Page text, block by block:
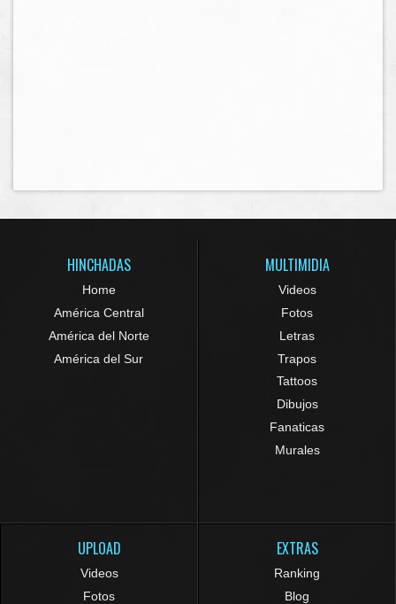
HINCHADAS
Home
América Central
América del Norte
América del Sur
MULTIMIDIA
Videos
Fotos
Letras
Trapos
Tattoos
Dibujos
Fanaticas
Murales
UPLOAD
Videos
Fotos
EXTRAS
Ranking
Blog